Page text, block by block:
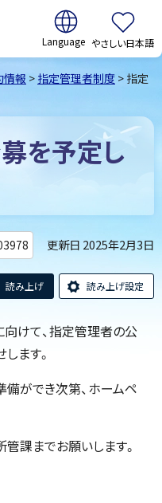
翻訳:
やさしい日本語
情報 > 指定管理者制度 > 指定
を予定し
更新日 2025年2月3日
読み上げ 読み上げ設定
けて、指定管理者の公
ます。
ができ次第、ホームペ
課までお願いします。